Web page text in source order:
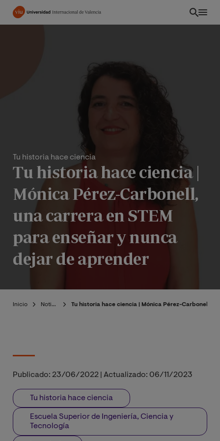
Pasar
Tu historia hace ciencia
Tu historia hace ciencia |
Mónica Pérez-Carbonell,
una carrera en STEM
para enseñar y nunca
dejar de aprender
Inicio Noticias Tu historia hace ciencia | Mónica Pérez-Carbonell,
Publicado: 23/06/2022 Actualizado: 06/11/2023
Tu historia hace ciencia
Escuela Superior de Ingeniería, Ciencia y
Tecnología